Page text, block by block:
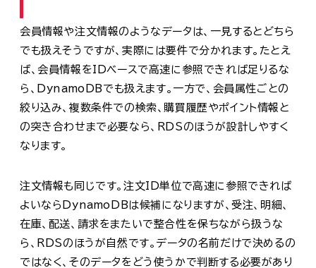
会員情報や注文情報のようなデータは、一見するとどちら
でも扱えそうですが、実際には要件で分かれます。たとえ
ば、会員情報をIDベースで高速に参照できれば足りるな
ら、DynamoDBでも扱えます。一方で、会員属性ごとの
絞り込み、複数条件での検索、購買履歴やポイント情報と
の突き合わせまで必要なら、RDSのほうが設計しやすく
なります。
注文情報も同じです。注文ID単位で高速に参照できれば
よいならDynamoDBは候補になりますが、受注、明細、
在庫、配送、請求をまたいで整合性を保ちながら扱うな
ら、RDSのほうが自然です。データの名前だけで決めるの
ではなく、そのデータをどう使うかで判断する必要があり